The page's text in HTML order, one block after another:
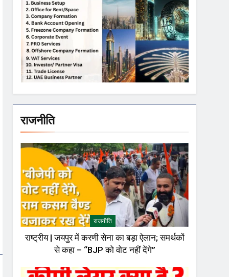
राजनीति
राजनीति
राष्ट्रीय | जयपुर में करणी सेना का बड़ा ऐलान; समर्थकों
से कहा – “BJP को वोट नहीं देंगे”